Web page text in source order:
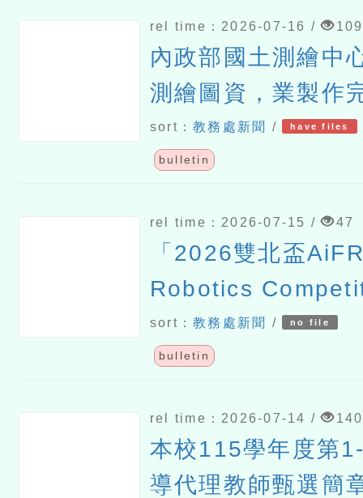
rel time：2026-07-16 / 109
內政部國土測繪中
測繪圖資，業製作
圖老馬－探索國土
sort：教務處新聞 / have files
bulletin
rel time：2026-07-15 / 47
「2026雙北盃
Robotics
TechGlow跨界科
sort：教務處新聞 / no file
bulletin
rel time：2026-07-14 / 140
本校115學年度第
導代理教師甄選簡